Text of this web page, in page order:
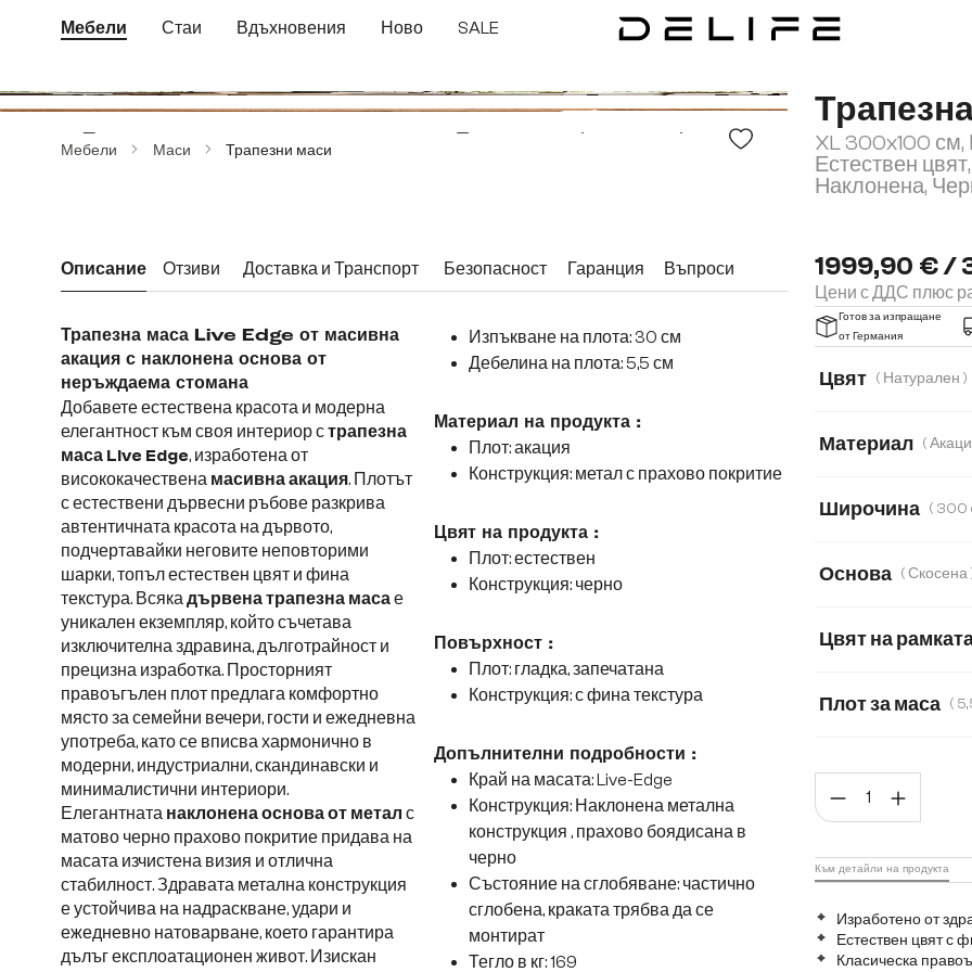
към основното съдържание
Преминете към търсенето
Преминете към основната навигация
Мебели Стаи Вдъхновения Ново SALE
Мебели Маси Трапезни маси
XL 300x100
Естествен
Наклонена,
1999,90 € /
Цени с ДДС плюс
Готов за изпращане
от Германия
Цвят ( Натурален )
Материал
Широчина
Основа (
Цвят на
Плот за маса
Изработено от
Естествен цвят с
Класическа
Към детайли на продукта
Описание Отзиви Доставка и Транспорт Безопасност Гаранция Въпроси
Трапезна маса Live Edge от масивна
акация с наклонена основа от
неръждаема стомана
Добавете естествена красота и модерна
елегантност към своя интериор страпезна
маса Live Edge, изработена от
висококачествена масивна акация. Плотът
с естествени дървесни ръбове разкрива
автентичната красота на дървото,
подчертавайки неговите неповторими
шарки, топъл естествен цвят и фина
текстура. Всяка дървена трапезна масае
уникален екземпляр, който съчетава
изключителна здравина, дълготрайност и
прецизна изработка. Просторният
правоъгълен плот предлага комфортно
място за семейни вечери, гости и ежедневна
употреба, като се вписва хармонично в
модерни, индустриални, скандинавски и
минималистични интериори.
Елегантната наклонена основа от метал
матово черно прахово покритие придава на
масата изчистена визия и отлична
стабилност. Здравата метална конструкция
е устойчива на надраскване, удари и
ежедневно натоварване, което гарантира
дълъг експлоатационен живот. Изискан
Изпъкване на плота: 30 см
Дебелина на плота: 5,5 см
Материал на продукта :
Плот: акация
Конструкция: метал с прахово покритие
Цвят на продукта :
Плот: естествен
Конструкция: черно
Повърхност :
Плот: гладка, запечатана
Конструкция: с фина текстура
Допълнителни подробности :
Край на масата: Live-Edge
Конструкция: Наклонена метална
конструкция , прахово боядисана в
черно
Състояние на сглобяване: частично
сглобена, краката трябва да се
монтират
Тегло в кг: 169